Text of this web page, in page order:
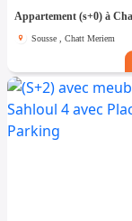
Sousse , Chatt Meriem